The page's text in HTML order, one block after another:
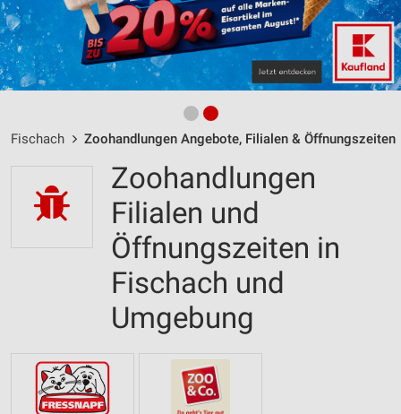
Fischach Zoohandlungen Angebote, Filialen & Öffnungszeiten
Zoohandlungen
Filialen und
Öffnungszeiten in
Fischach und
Umgebung